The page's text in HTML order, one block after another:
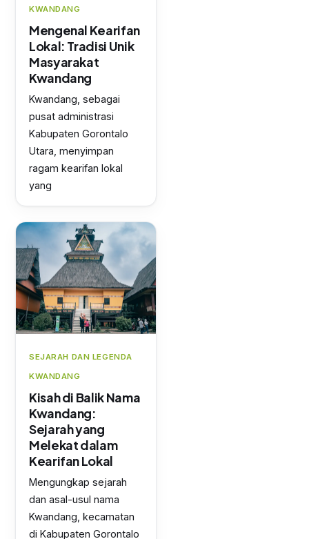
KWANDANG
Mengenal Kearifan
Lokal: Tradisi Unik
Masyarakat
Kwandang
Kwandang, sebagai
pusat administrasi
Kabupaten Gorontalo
Utara, menyimpan
ragam kearifan lokal
yang
SEJARAH DAN LEGENDA
KWANDANG
Kisah di Balik Nama
Kwandang:
Sejarah yang
Melekat dalam
Kearifan Lokal
Mengungkap sejarah
dan asal-usul nama
Kwandang, kecamatan
di Kabupaten Gorontalo